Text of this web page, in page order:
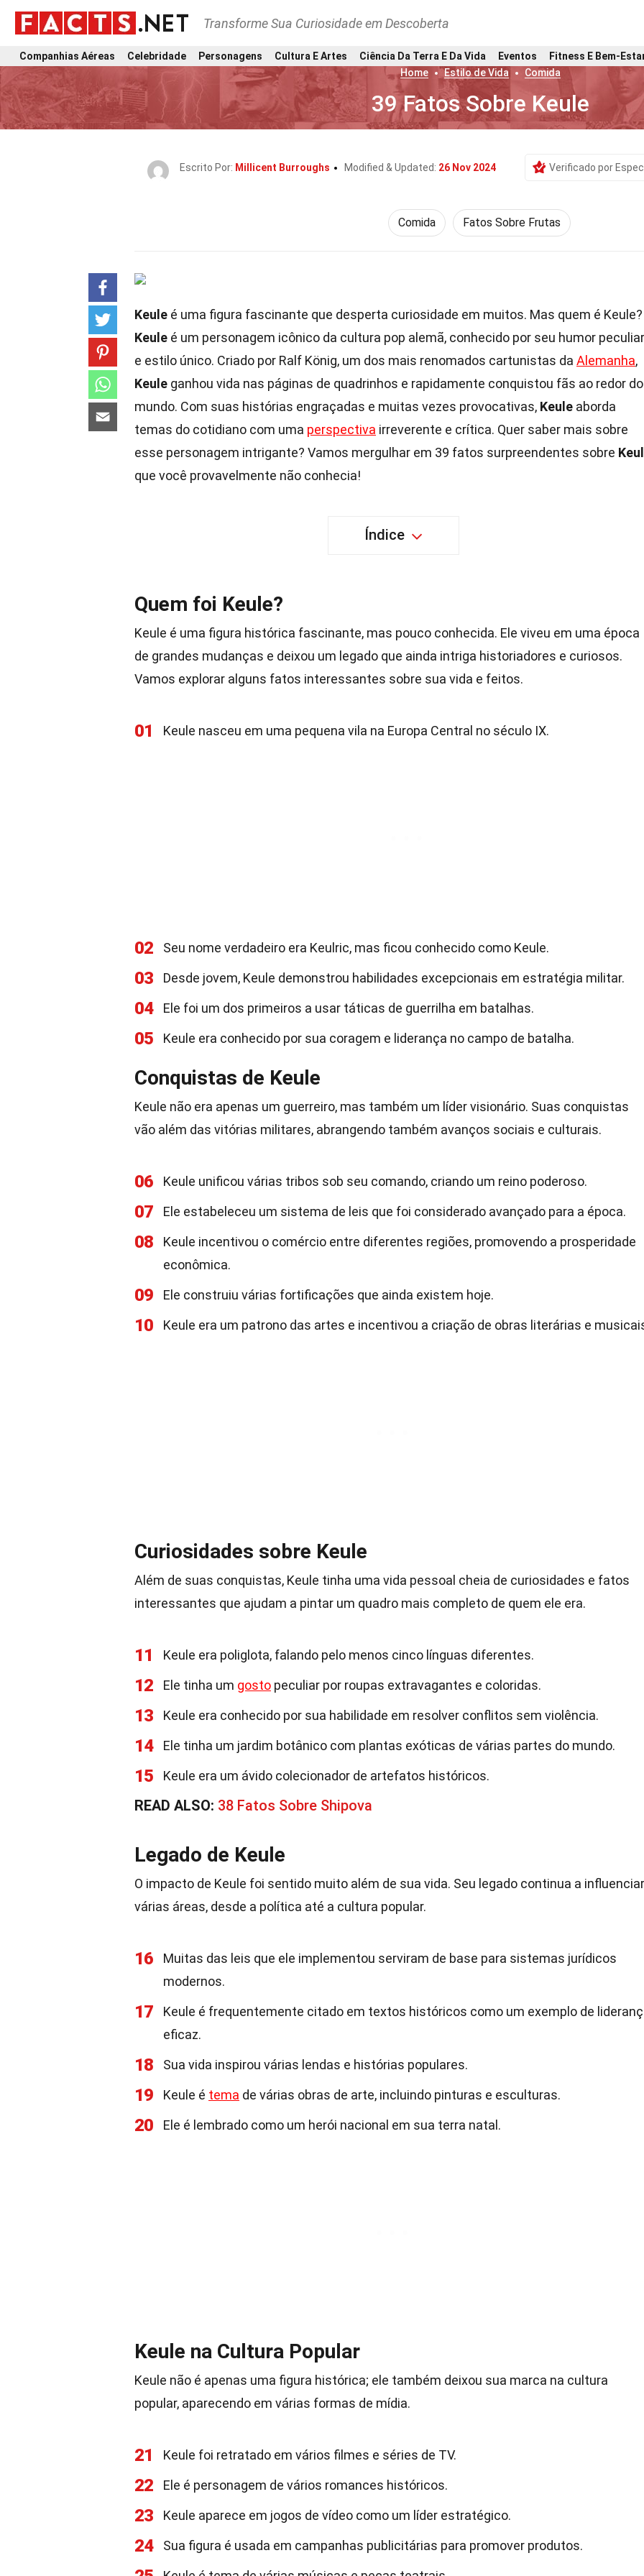
Transforme Sua Curiosidade em Descoberta
Companhias Aéreas Celebridade Personagens Cultura E Artes Ciência Da Terra E Da Vida Eventos
Fitness E Bem-
Home
Estilo de Vida Comida
39 Fatos Sobre Keule
Escrito Por: Millicent Burroughs Modified & Updated: 26 Nov 2024 Verificado por
Comida Fatos Sobre Frutas
Keule é uma figura fascinante que desperta curiosidade em muitos. Mas quem é Keule?
Keule é um personagem icônico da cultura pop alemã, conhecido por seu humor peculiar
e estilo único. Criado por Ralf König, um dos mais renomados cartunistas da Alemanha,
Keule ganhou vida nas páginas de quadrinhos e rapidamente conquistou fãs ao redor do
mundo. Com suas histórias engraçadas e muitas vezes provocativas, Keule aborda
temas do cotidiano com uma perspectiva irreverente e crítica. Quer saber mais sobre
esse personagem intrigante? Vamos mergulhar em 39 fatos surpreendentes sobre
que você provavelmente não conhecia!
Índice
Quem foi Keule?
Keule é uma figura histórica fascinante, mas pouco conhecida. Ele viveu em uma época
de grandes mudanças e deixou um legado que ainda intriga historiadores e curiosos.
Vamos explorar alguns fatos interessantes sobre sua vida e feitos.
01 Keule nasceu em uma pequena vila na Europa Central no século IX.
02 Seu nome verdadeiro era Keulric, mas ficou conhecido como Keule.
03 Desde jovem, Keule demonstrou habilidades excepcionais em estratégia militar.
04 Ele foi um dos primeiros a usar táticas de guerrilha em batalhas.
05 Keule era conhecido por sua coragem e liderança no campo de batalha.
Conquistas de Keule
Keule não era apenas um guerreiro, mas também um líder visionário. Suas conquistas
vão além das vitórias militares, abrangendo também avanços sociais e culturais.
06 Keule unificou várias tribos sob seu comando, criando um reino poderoso.
07 Ele estabeleceu um sistema de leis que foi considerado avançado para a época.
08
Keule incentivou o comércio entre diferentes regiões, promovendo a prosperidade
econômica.
09 Ele construiu várias fortificações que ainda existem hoje.
10 Keule era um patrono das artes e incentivou a criação de obras literárias e
Curiosidades sobre Keule
Além de suas conquistas, Keule tinha uma vida pessoal cheia de curiosidades e fatos
interessantes que ajudam a pintar um quadro mais completo de quem ele era.
11 Keule era poliglota, falando pelo menos cinco línguas diferentes.
12 Ele tinha um gosto peculiar por roupas extravagantes e coloridas.
13 Keule era conhecido por sua habilidade em resolver conflitos sem violência.
14 Ele tinha um jardim botânico com plantas exóticas de várias partes do mundo.
15 Keule era um ávido colecionador de artefatos históricos.
READ ALSO: 38 Fatos Sobre Shipova
Legado de Keule
O impacto de Keule foi sentido muito além de sua vida. Seu legado continua a influenciar
várias áreas, desde a política até a cultura popular.
16
Muitas das leis que ele implementou serviram de base para sistemas jurídicos
modernos.
17
Keule é frequentemente citado em textos históricos como um exemplo de
eficaz.
18 Sua vida inspirou várias lendas e histórias populares.
19 Keule é tema de várias obras de arte, incluindo pinturas e esculturas.
20 Ele é lembrado como um herói nacional em sua terra natal.
Keule na Cultura Popular
Keule não é apenas uma figura histórica; ele também deixou sua marca na cultura
popular, aparecendo em várias formas de mídia.
21 Keule foi retratado em vários filmes e séries de TV.
22 Ele é personagem de vários romances históricos.
23 Keule aparece em jogos de vídeo como um líder estratégico.
24 Sua figura é usada em campanhas publicitárias para promover produtos.